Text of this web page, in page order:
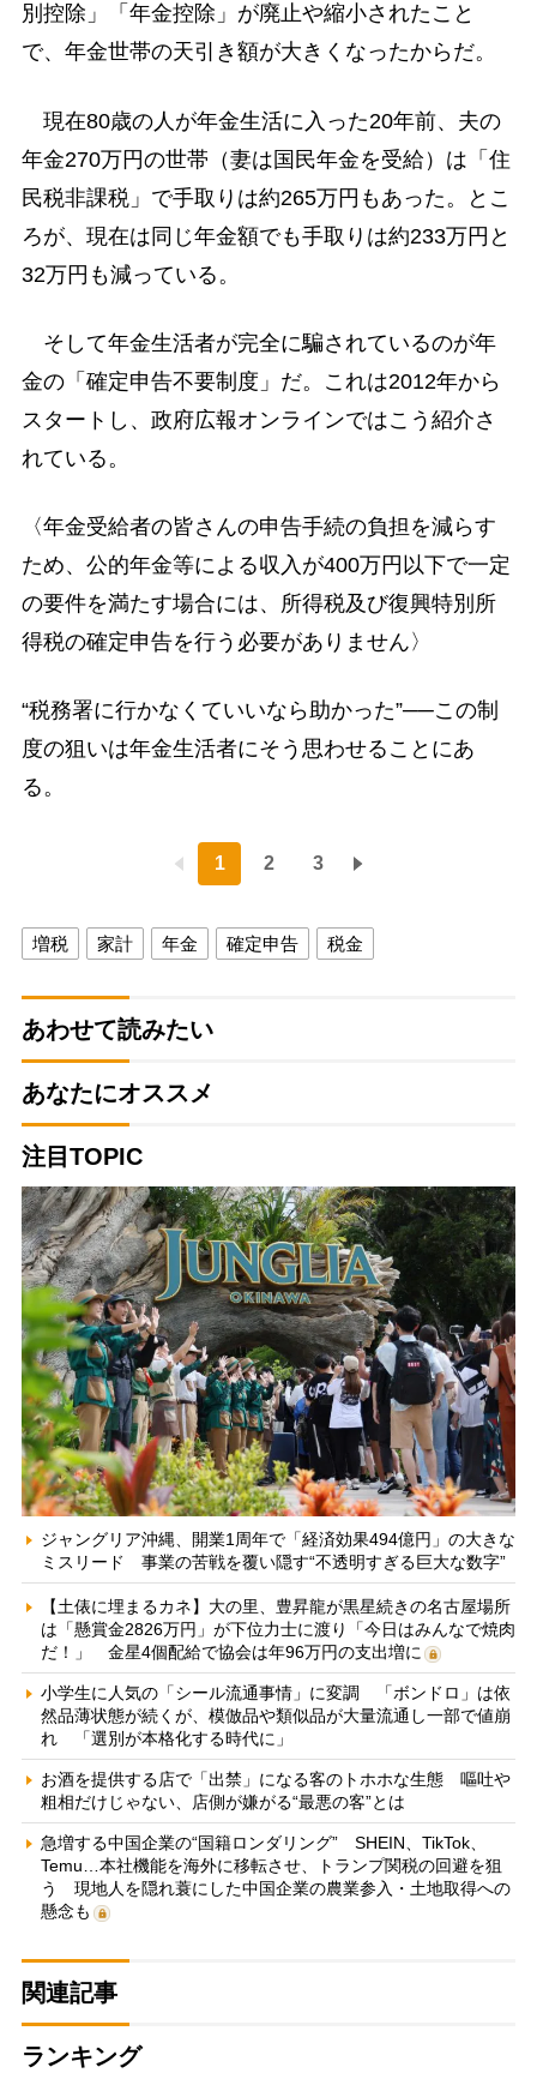
別控除」「年金控除」が廃止や縮小されたこと
で、年金世帯の天引き額が大きくなったからだ。
現在80歳の人が年金生活に入った20年前、夫の
年金270万円の世帯（妻は国民年金を受給）は「住
民税非課税」で手取りは約265万円もあった。とこ
ろが、現在は同じ年金額でも手取りは約233万円と
32万円も減っている。
そして年金生活者が完全に騙されているのが年
金の「確定申告不要制度」だ。これは2012年から
スタートし、政府広報オンラインではこう紹介さ
れている。
〈年金受給者の皆さんの申告手続の負担を減らす
ため、公的年金等による収入が400万円以下で一定
の要件を満たす場合には、所得税及び復興特別所
得税の確定申告を行う必要がありません〉
“税務署に行かなくていいなら助かった”──この制
度の狙いは年金生活者にそう思わせることにあ
る。
1 2 3
増税 家計 年金 確定申告 税金
あわせて読みたい
あなたにオススメ
注目TOPIC
ジャングリア沖縄、開業1周年で「経済効果494億円」の大きな
ミスリード 事業の苦戦を覆い隠す“不透明すぎる巨大な数字”
【土俵に埋まるカネ】大の里、豊昇龍が黒星続きの名古屋場所
は「懸賞金2826万円」が下位力士に渡り「今日はみんなで焼肉
だ！」 金星4個配給で協会は年96万円の支出増に
小学生に人気の「シール流通事情」に変調 「ボンドロ」は依
然品薄状態が続くが、模倣品や類似品が大量流通し一部で値崩
れ 「選別が本格化する時代に」
お酒を提供する店で「出禁」になる客のトホホな生態 嘔吐や
粗相だけじゃない、店側が嫌がる“最悪の客”とは
急増する中国企業の“国籍ロンダリング” SHEIN、TikTok、
Temu…本社機能を海外に移転させ、トランプ関税の回避を狙
う 現地人を隠れ蓑にした中国企業の農業参入・土地取得への
懸念も
関連記事
ランキング